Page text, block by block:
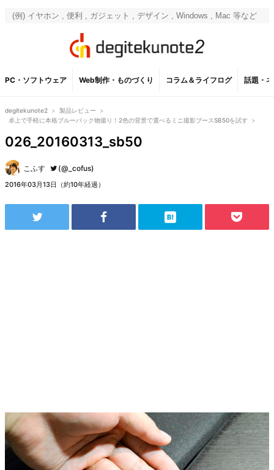
PC・ソフトウェア Web制作・ものづくり コラム＆ライフログ 話題・
degitekunote2 > 製品レビュー
>
卓上で手軽に本格ブルーバック物撮り！2色の背景で選べるミニ撮影ブースSB50を試す >
026_20160313_sb50
こふす (@_cofus)
2016年03月13日（約10年経過）